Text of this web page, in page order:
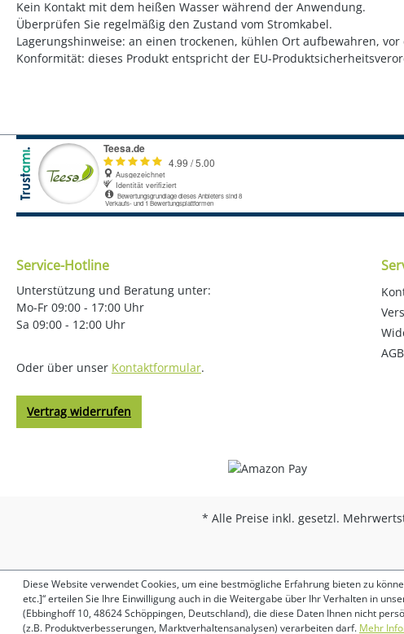
Kein Kontakt mit dem heißen Wasser während der Anwendung.
Überprüfen Sie regelmäßig den Zustand vom Stromkabel.
Lagerungshinweise: an einen trockenen, kühlen Ort aufbewahren,
Konformität: dieses Produkt entspricht der EU-
Service-Hotline
Unterstützung und Beratung unter:
Mo-Fr 09:00 - 17:00 Uhr
Sa 09:00 - 12:00 Uhr
Oder über unser Kontaktformular.
Vertrag widerrufen
AGB
* Alle Preise inkl. gesetzl.
Diese Website verwendet Cookies, um eine bestmögliche Erfahrung bieten zu
etc.]“ erteilen Sie Ihre Einwilligung auch in die Weitergabe über Ihr Verhalten in
(Ebbinghoff 10, 48624 Schöppingen, Deutschland), die diese Daten Ihnen nicht
(z.B. Produktverbesserungen, Marktverhaltensanalysen) verarbeiten darf. Mehr